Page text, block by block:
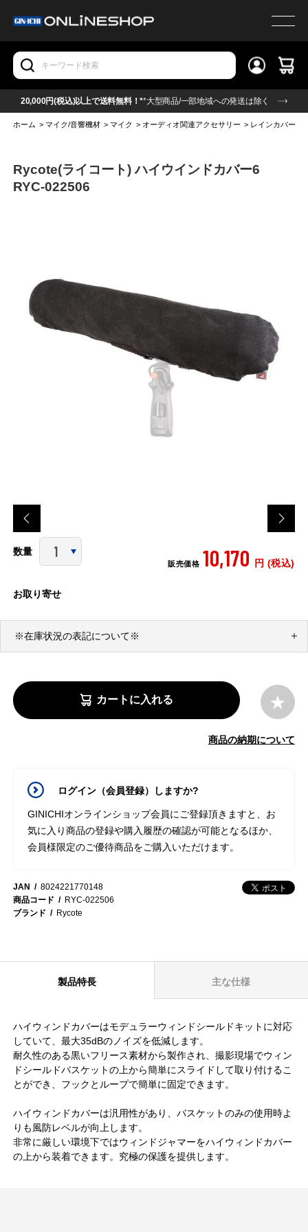
20,000円(税込)以上で送料無料！**大型商品/一部地域への発送は除く
ホーム >マイク/音響機材 >マイク > オーディオ関連アクセサリー > レインカバー(マ
Rycote(ライコート) ハイウインドカバー6
RYC-022506
数量
販売価格 10,170 円 (税込)
お取り寄せ
※在庫状況の表記について※
カートに入れる
商品の納期について
ログイン（会員登録）しますか?
GINICHIオンラインショップ会員にご登録頂きますと、お
気に入り商品の登録や購入履歴の確認が可能となるほか、
会員様限定のご優待商品をご購入いただけます。
JAN
8024221770148
商品コード
RYC-022506
ブランド
Rycote
製品特長 主な仕様
ハイウィンドカバーはモデュラーウィンドシールドキットに対応
していて、最大35dBのノイズを低減します。
耐久性のある黒いフリース素材から製作され、撮影現場でウィン
ドシールドバスケットの上から簡単にスライドして取り付けるこ
とができ、フックとループで簡単に固定できます。
ハイウィンドカバーは汎用性があり、バスケットのみの使用時よ
りも風防レベルが向上します。
非常に厳しい環境下ではウィンドジャマーをハイウィンドカバー
の上から装着できます。究極の保護を提供します。